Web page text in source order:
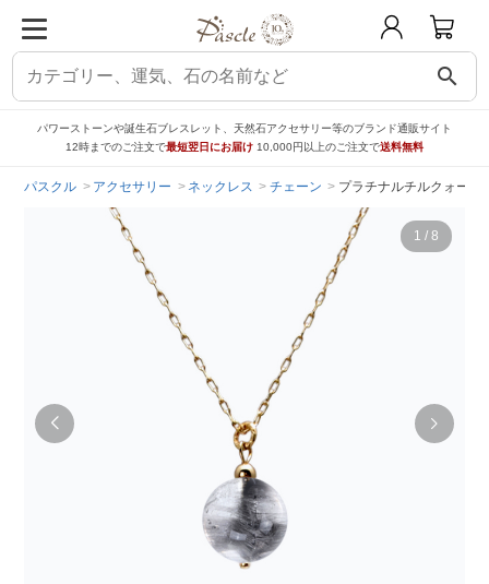
search
パワーストーンや誕生石ブレスレット、天然石アクセサリー等のブランド通販サイト
12時までのご注文で最短翌日にお届け 10,000円以上のご注文で送料無料
パスクル アクセサリー ネックレス チェーン プラチナルチルクォーツ
1 / 8